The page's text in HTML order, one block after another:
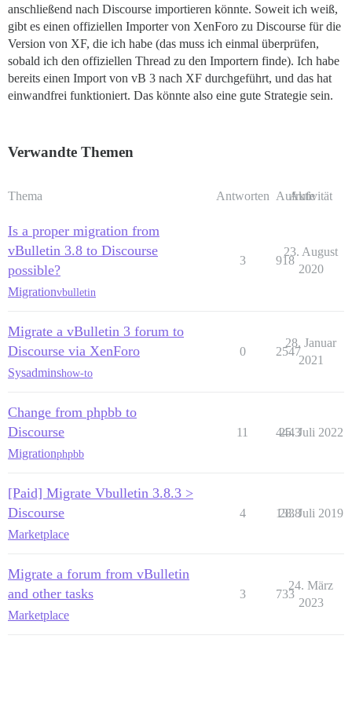
anschließend nach Discourse importieren könnte. Soweit ich weiß,
gibt es einen offiziellen Importer von XenForo zu Discourse für die
Version von XF, die ich habe (das muss ich einmal überprüfen,
sobald ich den offiziellen Thread zu den Importern finde). Ich habe
bereits einen Import von vB 3 nach XF durchgeführt, und das hat
einwandfrei funktioniert. Das könnte also eine gute Strategie sein.
Verwandte Themen
Thema Antworten Aufrufe
Aktivität
Is a proper migration from
vBulletin 3.8 to Discourse
possible?
Migrationvbulletin
3 918
23. August
2020
Migrate a vBulletin 3 forum to
Discourse via XenForo
Sysadminshow-to
0 2547
28. Januar
2021
Change from phpbb to
Discourse
Migrationphpbb
11 4443
25. Juli 2022
[Paid] Migrate Vbulletin 3.8.3 >
Discourse
Marketplace
4 1338
28. Juli 2019
Migrate a forum from vBulletin
and other tasks
Marketplace
3 733
24. März
2023